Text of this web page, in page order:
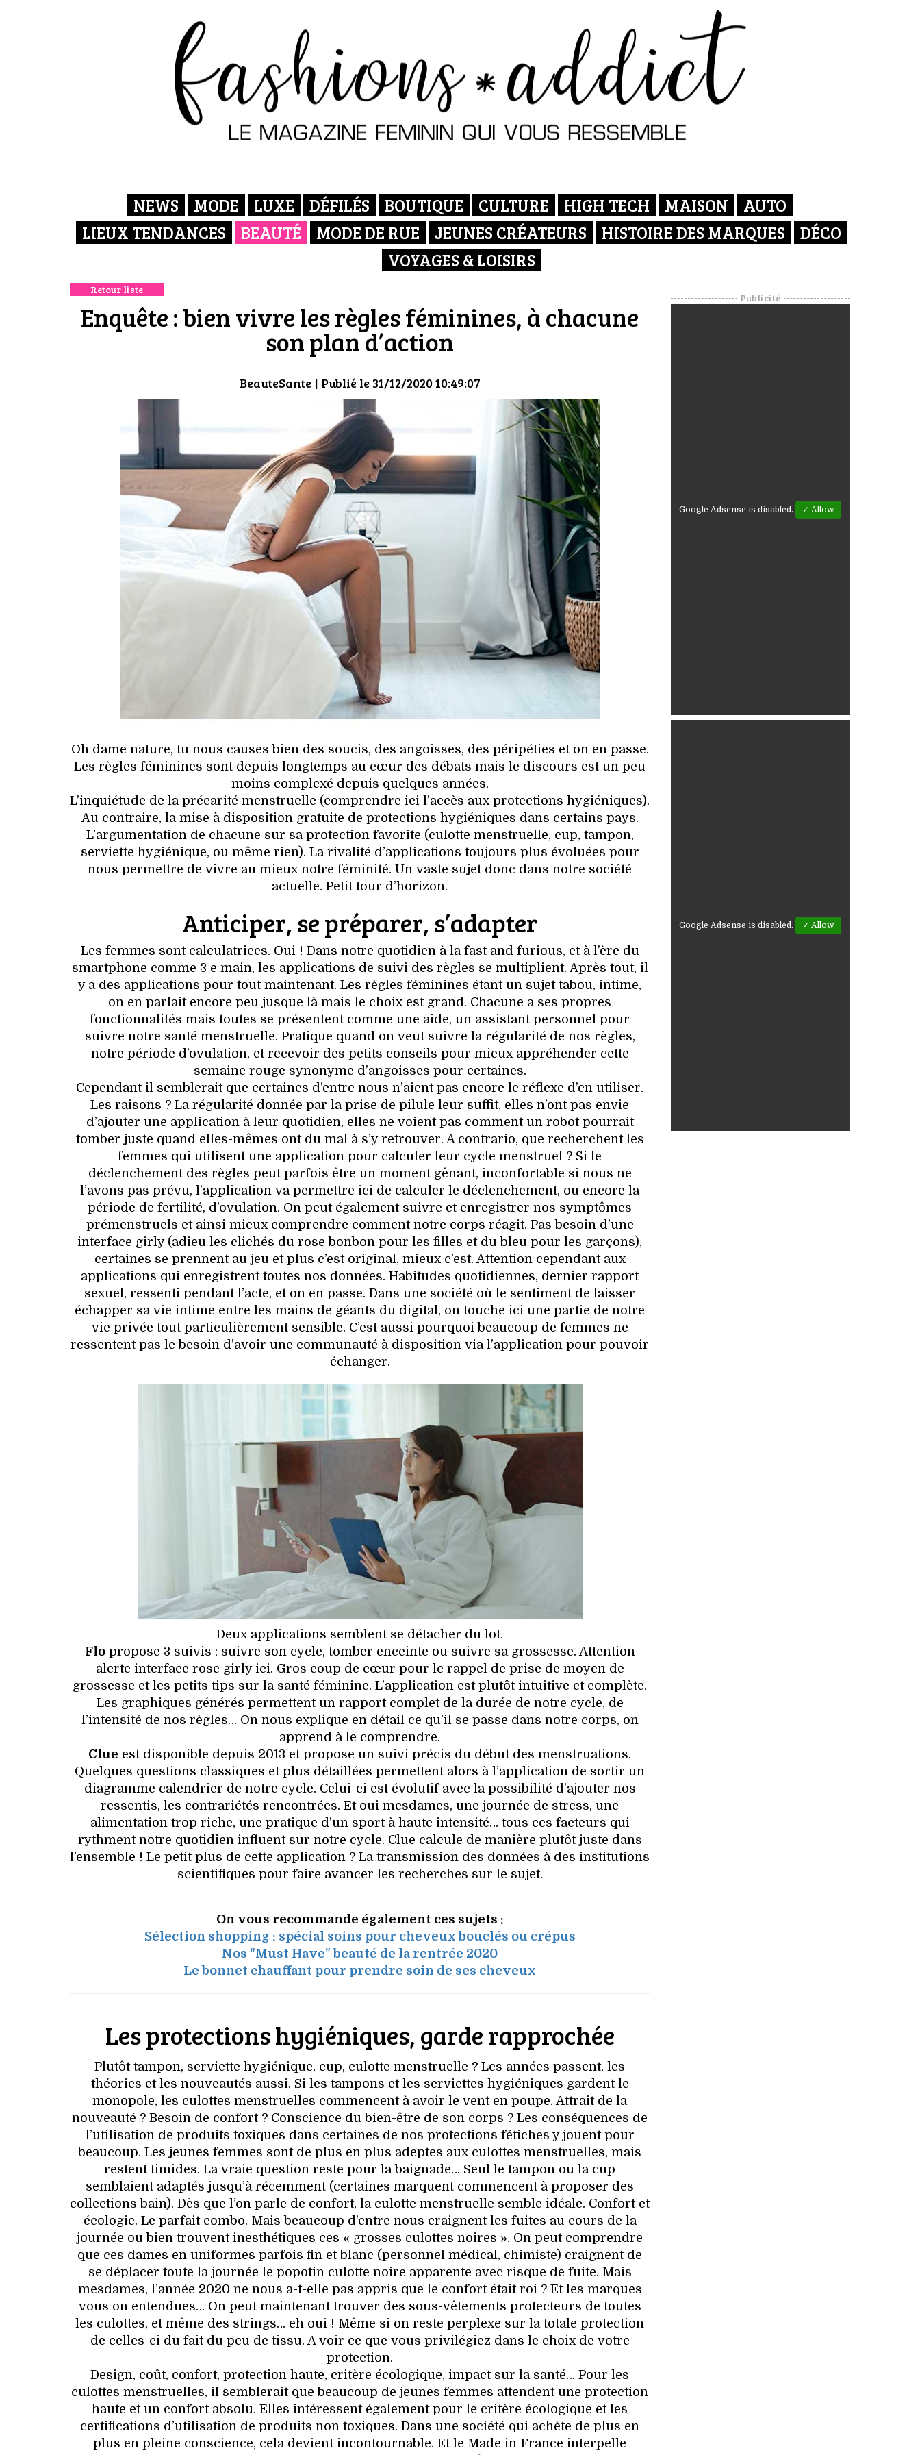
NEWS MODE LUXE DÉFILÉS BOUTIQUE CULTURE HIGH TECH MAISON
AUTO
LIEUX TENDANCES
BEAUTÉ MODE DE RUE JEUNES CRÉATEURS HISTOIRE DES MARQUES
DÉCO
VOYAGES & LOISIRS
Retour liste
Enquête : bien vivre les règles féminines, à chacune
son plan d’action
BeauteSante| Publié le 31/12/2020 10:49:07
Oh dame nature, tu nous causes bien des soucis, des angoisses, des péripéties et on en passe.
Les règles féminines sont depuis longtemps au cœur des débats mais le discours est un peu
moins complexé depuis quelques années.
L’inquiétude de la précarité menstruelle (comprendre ici l’accès aux protections hygiéniques).
Au contraire, la mise à disposition gratuite de protections hygiéniques dans certains pays.
L’argumentation de chacune sur sa protection favorite (culotte menstruelle, cup, tampon,
serviette hygiénique, ou même rien). La rivalité d’applications toujours plus évoluées pour
nous permettre de vivre au mieux notre féminité. Un vaste sujet donc dans notre société
actuelle. Petit tour d’horizon.
Anticiper, se préparer, s’adapter
Les femmes sont calculatrices. Oui ! Dans notre quotidien à la fast and furious, et à l’ère du
smartphone comme 3 e main, les applications de suivi des règles se multiplient. Après tout, il
y a des applications pour tout maintenant. Les règles féminines étant un sujet tabou, intime,
on en parlait encore peu jusque là mais le choix est grand. Chacune a ses propres
fonctionnalités mais toutes se présentent comme une aide, un assistant personnel pour
suivre notre santé menstruelle. Pratique quand on veut suivre la régularité de nos règles,
notre période d’ovulation, et recevoir des petits conseils pour mieux appréhender cette
semaine rouge synonyme d’angoisses pour certaines.
Cependant il semblerait que certaines d’entre nous n’aient pas encore le réflexe d’en utiliser.
Les raisons ? La régularité donnée par la prise de pilule leur suffit, elles n’ont pas envie
d’ajouter une application à leur quotidien, elles ne voient pas comment un robot pourrait
tomber juste quand elles-mêmes ont du mal à s’y retrouver. A contrario, que recherchent les
femmes qui utilisent une application pour calculer leur cycle menstruel ? Si le
déclenchement des règles peut parfois être un moment gênant, inconfortable si nous ne
l’avons pas prévu, l’application va permettre ici de calculer le déclenchement, ou encore la
période de fertilité, d’ovulation. On peut également suivre et enregistrer nos symptômes
prémenstruels et ainsi mieux comprendre comment notre corps réagit. Pas besoin d’une
interface girly (adieu les clichés du rose bonbon pour les filles et du bleu pour les garçons),
certaines se prennent au jeu et plus c’est original, mieux c’est. Attention cependant aux
applications qui enregistrent toutes nos données. Habitudes quotidiennes, dernier rapport
sexuel, ressenti pendant l’acte, et on en passe. Dans une société où le sentiment de laisser
échapper sa vie intime entre les mains de géants du digital, on touche ici une partie de notre
vie privée tout particulièrement sensible. C’est aussi pourquoi beaucoup de femmes ne
ressentent pas le besoin d’avoir une communauté à disposition via l’application pour pouvoir
échanger.
Deux applications semblent se détacher du lot.
Flopropose 3 suivis : suivre son cycle, tomber enceinte ou suivre sa grossesse. Attention
alerte interface rose girly ici. Gros coup de cœur pour le rappel de prise de moyen de
grossesse et les petits tips sur la santé féminine. L’application est plutôt intuitive et complète.
Les graphiques générés permettent un rapport complet de la durée de notre cycle, de
l’intensité de nos règles… On nous explique en détail ce qu’il se passe dans notre corps, on
apprend à le comprendre.
Clue est disponible depuis 2013 et propose un suivi précis du début des menstruations.
Quelques questions classiques et plus détaillées permettent alors à l’application de sortir un
diagramme calendrier de notre cycle. Celui-ci est évolutif avec la possibilité d’ajouter nos
ressentis, les contrariétés rencontrées. Et oui mesdames, une journée de stress, une
alimentation trop riche, une pratique d’un sport à haute intensité… tous ces facteurs qui
rythment notre quotidien influent sur notre cycle. Clue calcule de manière plutôt juste dans
l’ensemble ! Le petit plus de cette application ? La transmission des données à des institutions
scientifiques pour faire avancer les recherches sur le sujet.
On vous recommande également ces sujets :
Sélection shopping : spécial soins pour cheveux bouclés ou crépus
Nos "Must Have" beauté de la rentrée 2020
Le bonnet chauffant pour prendre soin de ses cheveux
Les protections hygiéniques, garde rapprochée
Plutôt tampon, serviette hygiénique, cup, culotte menstruelle ? Les années passent, les
théories et les nouveautés aussi. Si les tampons et les serviettes hygiéniques gardent le
monopole, les culottes menstruelles commencent à avoir le vent en poupe. Attrait de la
nouveauté ? Besoin de confort ? Conscience du bien-être de son corps ? Les conséquences de
l’utilisation de produits toxiques dans certaines de nos protections fétiches y jouent pour
beaucoup. Les jeunes femmes sont de plus en plus adeptes aux culottes menstruelles, mais
restent timides. La vraie question reste pour la baignade… Seul le tampon ou la cup
semblaient adaptés jusqu’à récemment (certaines marquent commencent à proposer des
collections bain). Dès que l’on parle de confort, la culotte menstruelle semble idéale. Confort et
écologie. Le parfait combo. Mais beaucoup d’entre nous craignent les fuites au cours de la
journée ou bien trouvent inesthétiques ces « grosses culottes noires ». On peut comprendre
que ces dames en uniformes parfois fin et blanc (personnel médical, chimiste) craignent de
se déplacer toute la journée le popotin culotte noire apparente avec risque de fuite. Mais
mesdames, l’année 2020 ne nous a-t-elle pas appris que le confort était roi ? Et les marques
vous on entendues… On peut maintenant trouver des sous-vêtements protecteurs de toutes
les culottes, et même des strings… eh oui ! Même si on reste perplexe sur la totale protection
de celles-ci du fait du peu de tissu. A voir ce que vous privilégiez dans le choix de votre
protection.
Design, coût, confort, protection haute, critère écologique, impact sur la santé… Pour les
culottes menstruelles, il semblerait que beaucoup de jeunes femmes attendent une protection
haute et un confort absolu. Elles intéressent également pour le critère écologique et les
certifications d’utilisation de produits non toxiques. Dans une société qui achète de plus en
plus en pleine conscience, cela devient incontournable. Et le Made in France interpelle
Publicité
Google Adsense is disabled. ✓ Allow
Google Adsense is disabled. ✓ Allow